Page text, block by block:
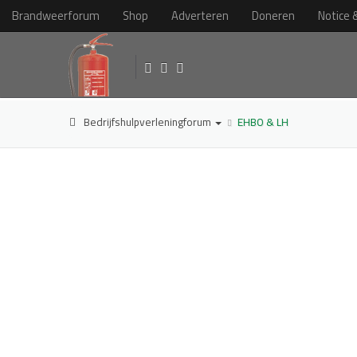
Brandweerforum Shop Adverteren Doneren Notice
Bedrijfshulpverleningforum EHBO & LH